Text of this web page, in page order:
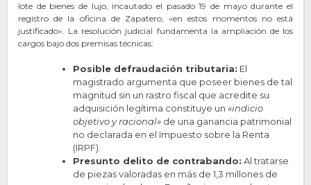
lote de bienes de lujo, incautado el pasado 19 de mayo durante el
registro de la oficina de Zapatero, «en estos momentos no está
justificado». La resolución judicial fundamenta la ampliación de los
cargos bajo dos premisas técnicas:
Posible defraudación tributaria: El
magistrado argumenta que poseer bienes de tal
magnitud sin un rastro fiscal que acredite su
adquisición legítima constituye un «indicio
objetivo y racional» de una ganancia patrimonial
no declarada en el Impuesto sobre la Renta
(IRPF).
Presunto delito de contrabando: Al tratarse
de piezas valoradas en más de 1,3 millones de